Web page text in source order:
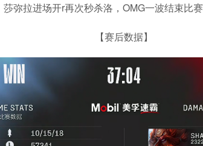
弥拉进场开r再次秒杀洛，OMG一波结束比赛
【赛后数据】